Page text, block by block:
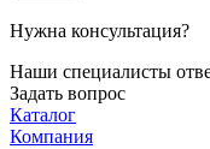
Нужна консультация?
Наши специалисты
Задать вопрос
Каталог
Компания